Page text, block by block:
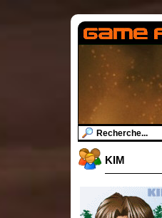
KIM